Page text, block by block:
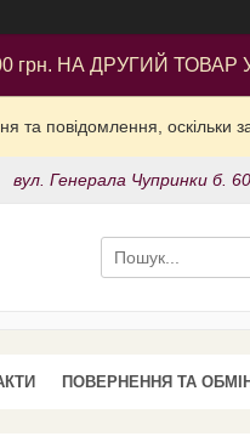
НА ДРУГИЙ ТОВАР
повідомлення, оскільки
вул. Генерала Чупринки б.
ПОВЕРНЕННЯ ТА ОБМІН